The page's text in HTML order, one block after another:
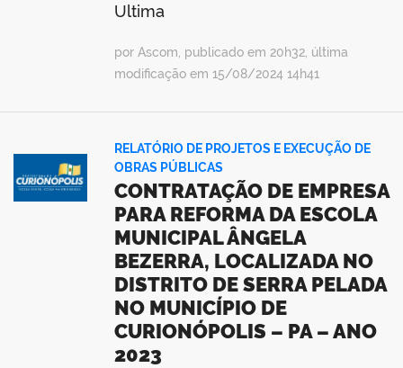
Ultima
por Ascom, publicado em 20h32, última
modificação em 15/08/2024 14h41
RELATÓRIO DE PROJETOS E EXECUÇÃO DE
OBRAS PÚBLICAS
CONTRATAÇÃO DE EMPRESA
PARA REFORMA DA ESCOLA
MUNICIPAL ÂNGELA
BEZERRA, LOCALIZADA NO
DISTRITO DE SERRA PELADA
NO MUNICÍPIO DE
CURIONÓPOLIS – PA – ANO
2023